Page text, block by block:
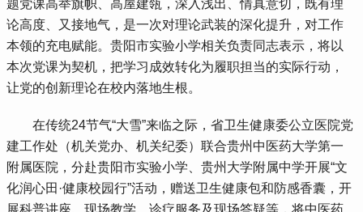
题党课高举旗帜、高屋建瓴，深入浅出、情真意切，既有理
论高度、又接地气，是一次对理论武装的深化提升，对工作
本领的充电赋能。贵阳市实验小学相关负责同志表示，将以
本次党课为契机，把学习成效转化为履职担当的实际行动，
让党的创新理论在校内落地生根。
在传统24节气“大雪”来临之际，省卫生健康委公立医院党
建工作处（机关党办、机关纪委）联合贵州中医药大学第一
附属医院，分赴贵阳市实验小学、贵州大学附属中学开展“文
化润心田·健康校园行”活动，赠送卫生健康包和防感香囊，开
展科普讲座、现场教学、诊疗服务及现场答疑等，将中医药